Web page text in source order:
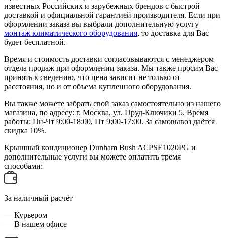
известных Российских и зарубежных брендов с быстрой
доставкой и официальной гарантией производителя. Если при
оформлении заказа вы выбрали дополнительную услугу —
монтаж климатического оборудования, то доставка для Вас
будет бесплатной.
Время и стоимость доставки согласовываются с менеджером
отдела продаж при оформлении заказа. Мы также просим Вас
принять к сведению, что цена зависит не только от
расстояния, но и от объема купленного оборудования.
Вы также можете забрать свой заказ самостоятельно из нашего
магазина, по адресу: г. Москва, ул. Пруд-Ключики 5. Время
работы: Пн-Чт 9:00-18:00, Пт 9:00-17:00. За самовывоз даётся
скидка 10%.
Крышный кондиционер Dunham Bush ACPSE1020PG и
дополнительные услуги вы можете оплатить тремя
способами:
За наличный расчёт
— Курьером
— В нашем офисе